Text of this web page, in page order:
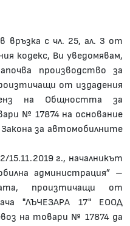
връзка с чл. 25, ал. 3 от
кодекс, Ви уведомявам,
производство за
от издадения
на Общността за
№ 17874 на основание
Закона за автомобилните
г., началникът
администрация” –
произтичащи от
"ЛЪЧЕЗАРА 17" ЕООД
на товари № 17874 да